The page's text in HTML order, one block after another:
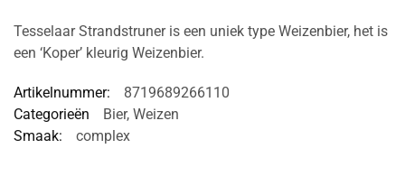
Tesselaar Strandstruner is een uniek type Weizenbier, het is
een ‘Koper’ kleurig Weizenbier.
Artikelnummer:
8719689266110
Categorieën
Bier, Weizen
Smaak:
complex